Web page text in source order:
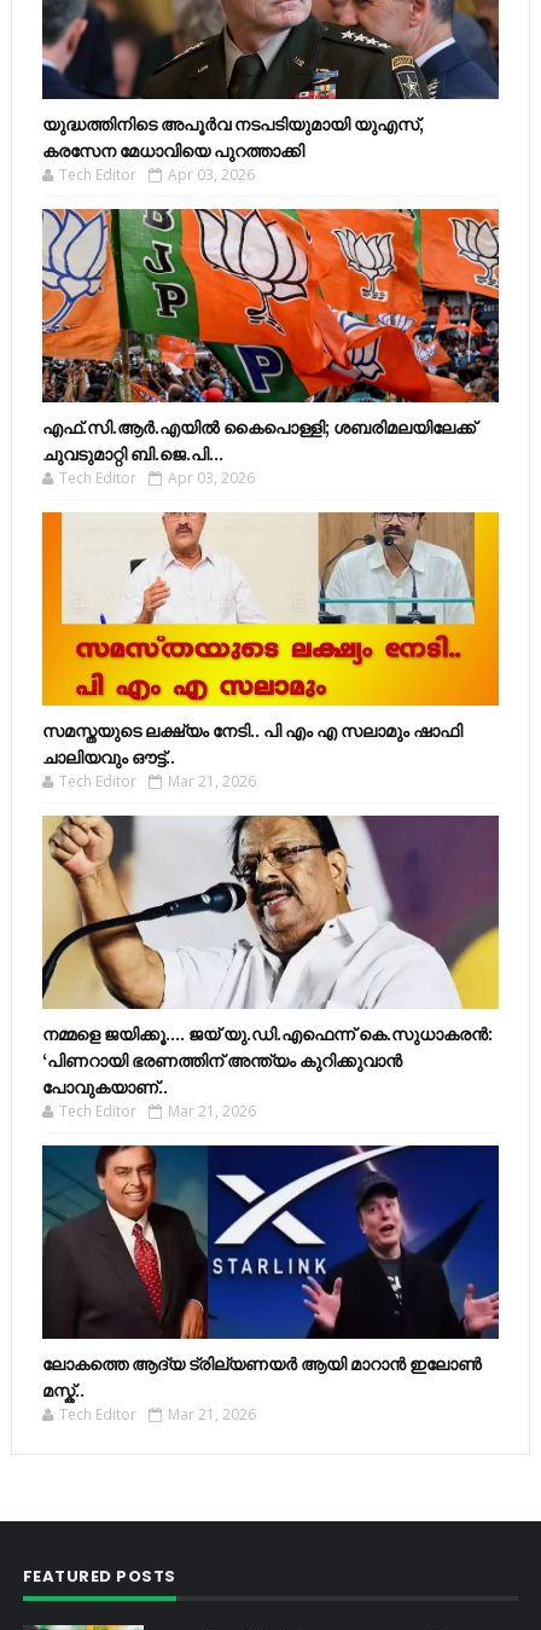
യുദ്ധത്തിനിടെ അപൂർവ നടപടിയുമായി യുഎസ്,
കരസേന മേധാവിയെ പുറത്താക്കി
Tech Editor Apr 03, 2026
എഫ്​.സി.ആർ.എയിൽ കൈപൊള്ളി; ശബരിമലയിലേക്ക്​
ചുവടുമാറ്റി ബി.ജെ.പി...
Tech Editor Apr 03, 2026
സമസ്തയുടെ ലക്ഷ്യം നേടി.. പി എം എ സലാമും ഷാഫി
ചാലിയവും ഔട്ട്..
Tech Editor Mar 21, 2026
നമ്മളെ ജയിക്കൂ.... ജയ് യു.ഡി.എഫെന്ന് കെ.സുധാകരൻ:
‘പിണറായി ഭരണത്തിന് അന്ത്യം കുറിക്കുവാൻ
പോവുകയാണ്..
Tech Editor Mar 21, 2026
ലോകത്തെ ആദ്യ ട്രില്യണയർ ആയി മാറാൻ ഇലോൺ
മസ്ക്..
Tech Editor Mar 21, 2026
FEATURED POSTS